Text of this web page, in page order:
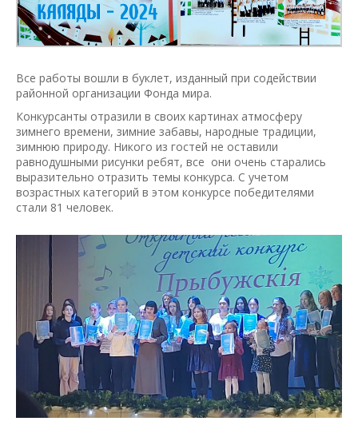
Все работы вошли в буклет, изданный при содействии
районной организации Фонда мира.
Конкурсанты отразили в своих картинах атмосферу
зимнего времени, зимние забавы, народные традиции,
зимнюю природу. Никого из гостей не оставили
равнодушными рисунки ребят, все они очень старались
выразительно отразить темы конкурса. С учетом
возрастных категорий в этом конкурсе победителями
стали 81 человек.